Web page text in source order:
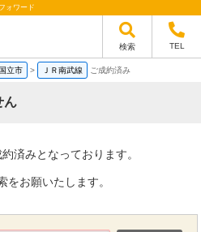
ォワード
検索 TEL
国立市 > ＪＲ南武線 ご成約済み
ん
済みとなっております。
をお願いたします。